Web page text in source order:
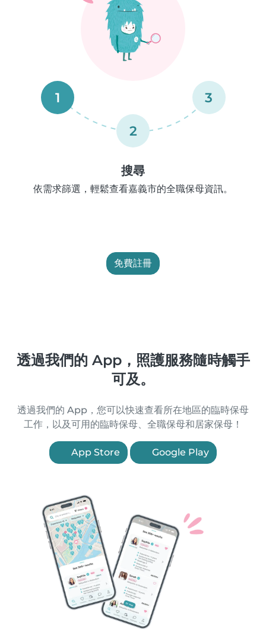
1
2
3
搜尋
依需求篩選，輕鬆查看嘉義市的全職保母資訊。
免費註冊
透過我們的 App，照護服務隨時觸手
可及。
透過我們的 App，您可以快速查看所在地區的臨時保母
工作，以及可用的臨時保母、全職保母和居家保母！
App Store Google Play